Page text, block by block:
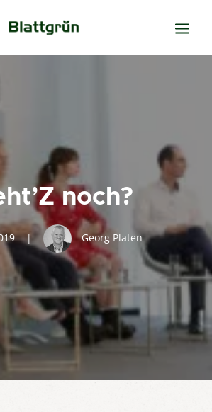
Verbundenheit
Transparenz
Freude
Erfolg
Miteinander
Wissen
Suche
noch?
| Georg Platen